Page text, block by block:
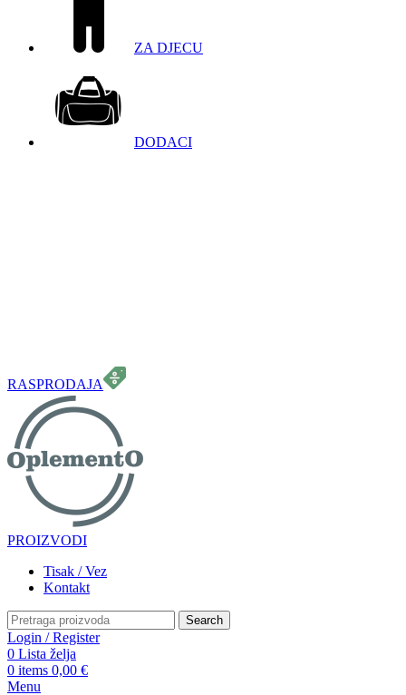
ZA DJECU
DODACI
RASPRODAJA
PROIZVODI
Tisak / Vez
Kontakt
Search
Login / Register
0 Lista želja
0 items 0,00 €
Menu